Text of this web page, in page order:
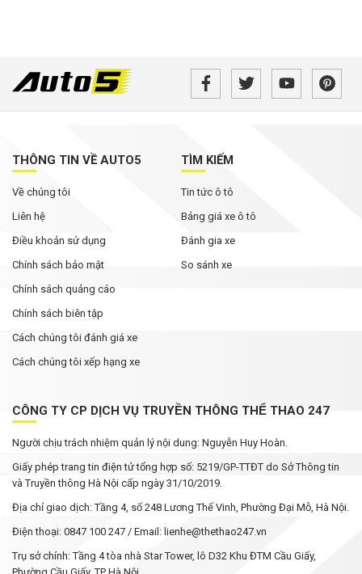
THÔNG TIN VỀ AUTO5
Về chúng tôi
Liên hệ
Điều khoản sử dụng
Chính sách bảo mật
Chính sách quảng cáo
Chính sách biên tập
Cách chúng tôi đánh giá xe
Cách chúng tôi xếp hạng xe
TÌM KIẾM
Tin tức ô tô
Bảng giá xe ô tô
Đánh gia xe
So sánh xe
CÔNG TY CP DỊCH VỤ TRUYỀN THÔNG THỂ THAO 247
Người chịu trách nhiệm quản lý nội dung: Nguyễn Huy Hoàn.
Giấy phép trang tin điện tử tổng hợp số: 5219/GP-TTĐT do Sở Thông tin
và Truyền thông Hà Nội cấp ngày 31/10/2019.
Địa chỉ giao dịch: Tầng 4, số 248 Lương Thế Vinh, Phường Đại Mỗ, Hà Nội.
Điện thoại: 0847 100 247 / Email: lienhe@thethao247.vn
Trụ sở chính: Tầng 4 tòa nhà Star Tower, lô D32 Khu ĐTM Cầu Giấy,